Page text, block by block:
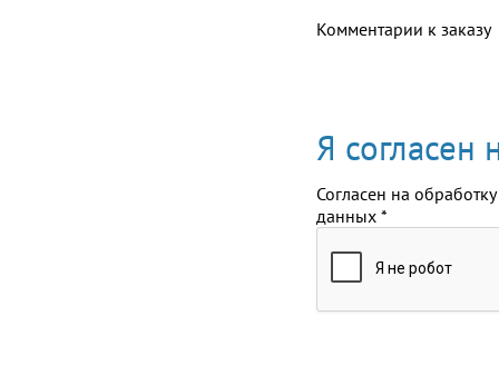
Комментарии к заказу
Я согласен
Согласен на обработку
данных *